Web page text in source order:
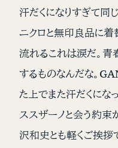
汗だくになりすぎて同
ニクロと無印良品に着
流れるこれは涙だ。青
するものなんだな。
た上でまた汗だくにな
ススザーノと会う約
沢和史とも軽くご挨拶